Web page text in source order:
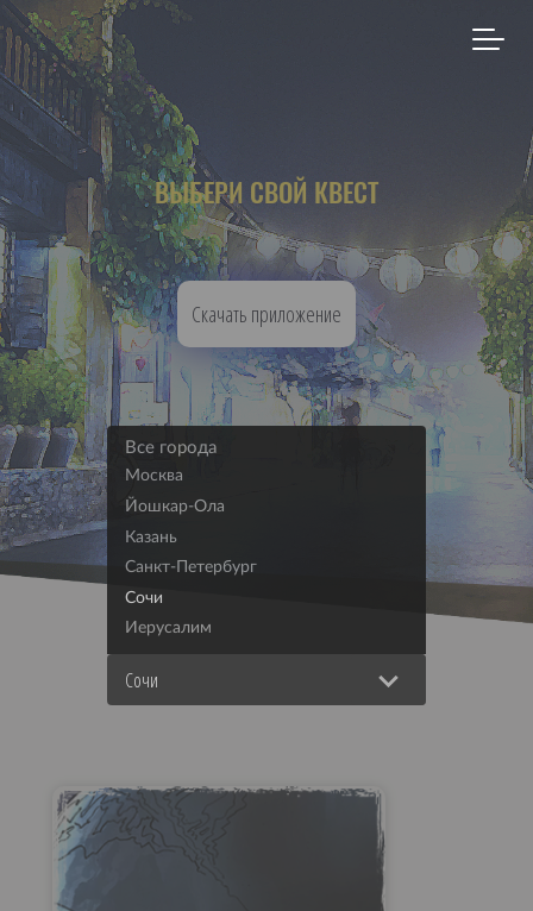
ВЫБЕРИ СВОЙ КВЕСТ
Скачать приложение
Сочи
Все города
Москва
Йошкар-Ола
Казань
Санкт-Петербург
Сочи
Иерусалим